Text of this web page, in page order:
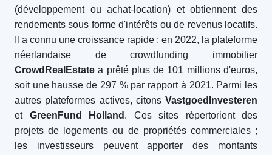
(développement ou achat-location) et obtiennent des
rendements sous forme d'intérêts ou de revenus locatifs.
Il a connu une croissance rapide : en 2022, la plateforme
néerlandaise de crowdfunding immobilier
CrowdRealEstate a prêté plus de 101 millions d'euros,
soit une hausse de 297 % par rapport à 2021. Parmi les
autres plateformes actives, citons VastgoedInvesteren
et GreenFund Holland . Ces sites répertorient des
projets de logements ou de propriétés commerciales ;
les investisseurs peuvent apporter des montants